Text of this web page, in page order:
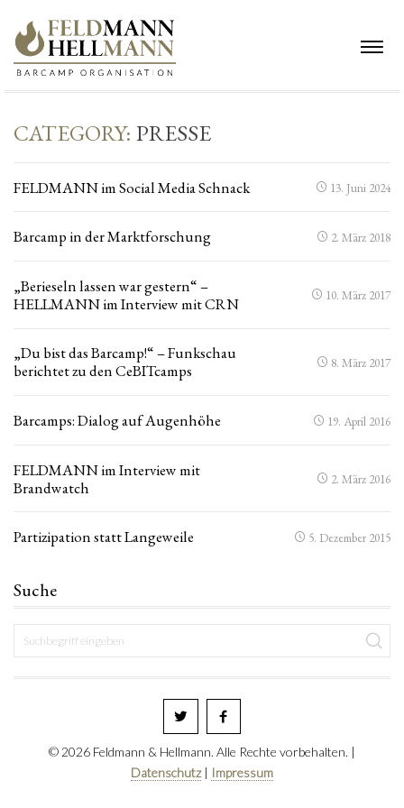
CATEGORY: PRESSE
FELDMANN im Social Media Schnack 13. Juni 2024
Barcamp in der Marktforschung 2. März 2018
„Berieseln lassen war gestern“ –
HELLMANN im Interview mit CRN
10. März 2017
„Du bist das Barcamp!“ – Funkschau
berichtet zu den CeBITcamps
8. März 2017
Barcamps: Dialog auf Augenhöhe 19. April 2016
FELDMANN im Interview mit
Brandwatch
2. März 2016
Partizipation statt Langeweile 5. Dezember 2015
Suche
© 2026 Feldmann & Hellmann. Alle Rechte vorbehalten. |
Datenschutz| Impressum